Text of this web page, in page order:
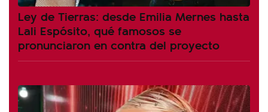
Ley de Tierras: desde Emilia Mernes hasta
Lali Espósito, qué famosos se
pronunciaron en contra del proyecto